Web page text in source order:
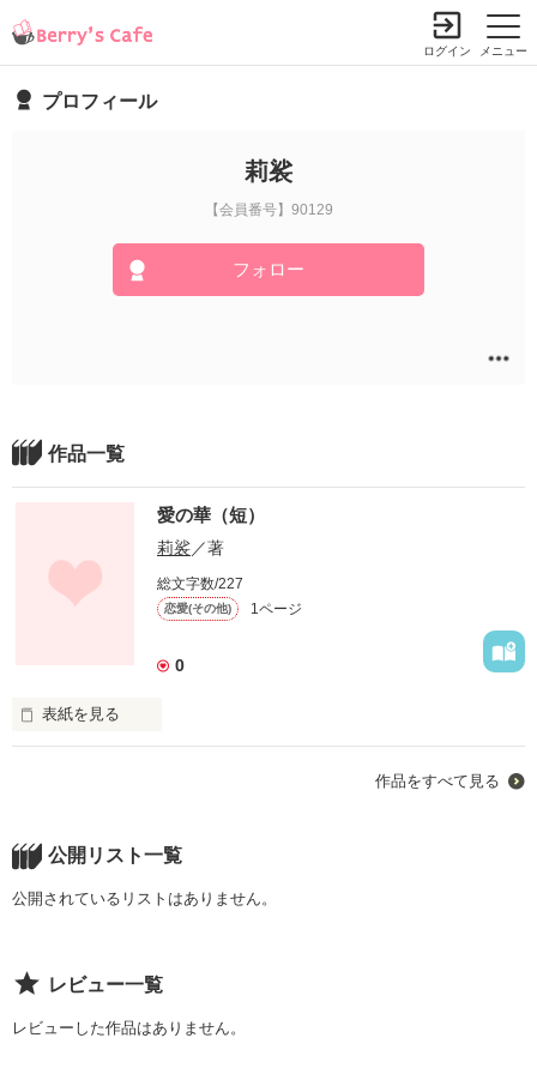
メニュー
ログイン
プロフィール
莉裟
【会員番号】90129
フォロー
作品一覧
愛の華（短）
莉裟／著
総文字数/227
恋愛(その他) 1ページ
0
表紙を見る
「よくお聞き。‘人はね、皆心に種を持っていいて、運命の人に
出会うとき、お華を咲かす’の。」
作品をすべて見る
公開リスト一覧
公開されているリストはありません。
レビュー一覧
レビューした作品はありません。